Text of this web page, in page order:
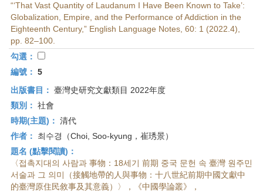
“‘That Vast Quantity of Laudanum I Have Been Known to Take’:
Globalization, Empire, and the Performance of Addiction in the
Eighteenth Century,” English Language Notes, 60: 1 (2022.4),
pp. 82–100.
勾選：
編號： 5
出版書目： 臺灣史研究文獻類目 2022年度
類別： 社會
時期(主題)： 清代
作者：
최수경（Choi, Soo-kyung，崔琇景）
題名 (點擊閱讀)：
〈접촉지대의 사람과 事物：18세기 前期 중국 문헌 속 臺灣 원주민
서술과 그 의미（接觸地帶的人與事物：十八世紀前期中國文獻中
的臺灣原住民敘事及其意義）〉，《中國學論叢》，